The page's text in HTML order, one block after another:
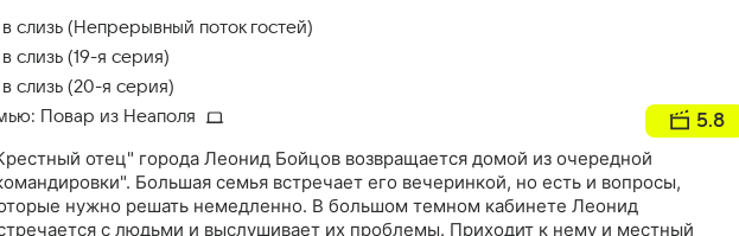
(Непрерывный поток гостей)
(19-я серия)
слизь (20-я серия)
Повар из Неаполя 5.8
отец" города Леонид Бойцов возвращается домой из очередной
Большая семья встречает его вечеринкой, но есть и вопросы,
нужно решать немедленно. В большом темном кабинете Леонид
с людьми и выслушивает их проблемы. Приходит к нему и местный